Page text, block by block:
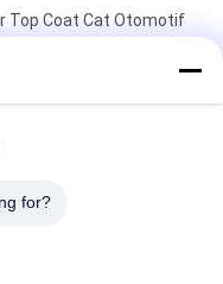
Top Coat Cat Otomotif
Tidak Beracun
Otomotif
for?